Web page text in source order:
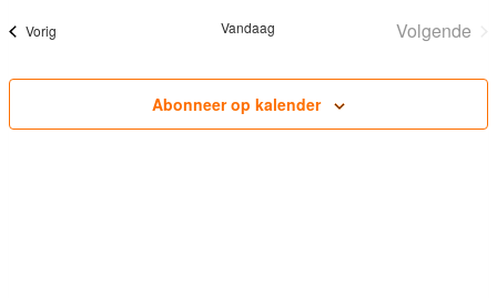
en
datum
Vorig Vandaag
Volgende
Abonneer op kalender